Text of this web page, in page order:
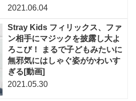
2021.06.04
Stray Kids フィリックス、ファ
ン相手にマジックを披露し大よ
ろこび！ まるで子どもみたいに
無邪気にはしゃぐ姿がかわいす
ぎる[動画]
2021.05.30